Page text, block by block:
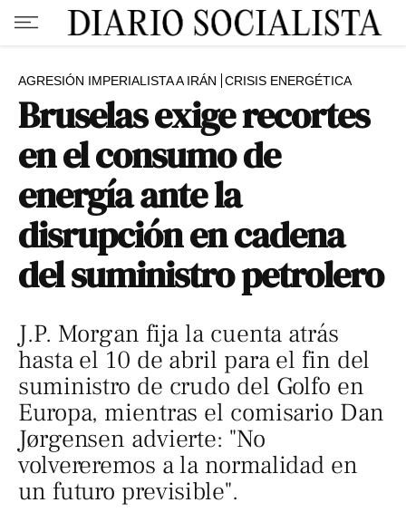
AGRESIÓN IMPERIALISTA A IRÁN CRISIS ENERGÉTICA
Bruselas exige recortes
en el consumo de
energía ante la
disrupción en cadena
del suministro petrolero
J.P. Morgan fija la cuenta atrás
hasta el 10 de abril para el fin del
suministro de crudo del Golfo en
Europa, mientras el comisario Dan
Jørgensen advierte: "No
volvereremos a la normalidad en
un futuro previsible".